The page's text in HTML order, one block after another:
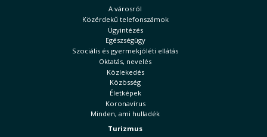
A városról
Közérdekű telefonszámok
Ügyintézés
Egészségügy
Szociális és gyermekjóléti ellátás
Oktatás, nevelés
Közlekedés
Közösség
Életképek
Koronavírus
Minden, ami hulladék
Turizmus